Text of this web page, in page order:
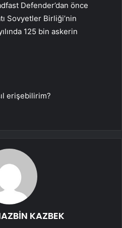
Defender’dan önce
Sovyetler Birliği’nin
125 bin askerin
erişebilirim?
KAZBEK